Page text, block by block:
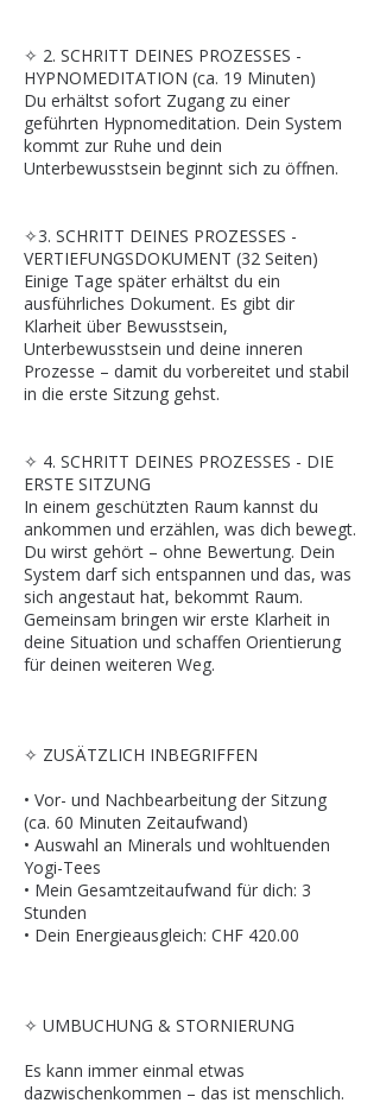
✧ 2. SCHRITT DEINES PROZESSES -
HYPNOMEDITATION (ca. 19 Minuten)
Du erhältst sofort Zugang zu einer
geführten Hypnomeditation. Dein System
kommt zur Ruhe und dein
Unterbewusstsein beginnt sich zu öffnen.
✧3. SCHRITT DEINES PROZESSES -
VERTIEFUNGSDOKUMENT (32 Seiten)
Einige Tage später erhältst du ein
ausführliches Dokument. Es gibt dir
Klarheit über Bewusstsein,
Unterbewusstsein und deine inneren
Prozesse – damit du vorbereitet und stabil
in die erste Sitzung gehst.
✧ 4. SCHRITT DEINES PROZESSES - DIE
ERSTE SITZUNG
In einem geschützten Raum kannst du
ankommen und erzählen, was dich bewegt.
Du wirst gehört – ohne Bewertung. Dein
System darf sich entspannen und das, was
sich angestaut hat, bekommt Raum.
Gemeinsam bringen wir erste Klarheit in
deine Situation und schaffen Orientierung
für deinen weiteren Weg.
✧ ZUSÄTZLICH INBEGRIFFEN
• Vor- und Nachbearbeitung der Sitzung
(ca. 60 Minuten Zeitaufwand)
• Auswahl an Minerals und wohltuenden
Yogi-Tees
• Mein Gesamtzeitaufwand für dich: 3
Stunden
• Dein Energieausgleich: CHF 420.00
✧ UMBUCHUNG & STORNIERUNG
Es kann immer einmal etwas
dazwischenkommen – das ist menschlich.